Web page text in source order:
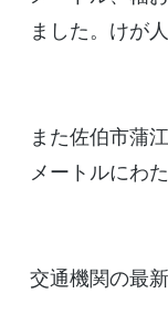
ました。けが
また佐伯市蒲
メートルにわ
交通機関の最